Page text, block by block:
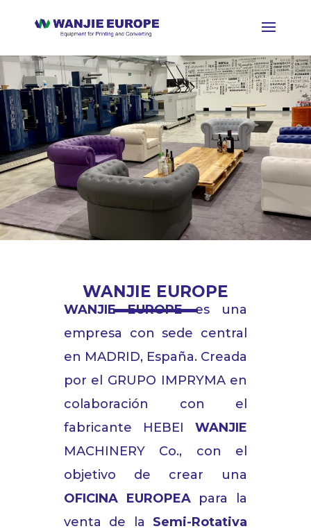
WANJIE EUROPE
WANJIE EUROPEes una
empresa
con sede central
en MADRID, España. Creada
por el GRUPO IMPRYMA en
colaboración con el
fabricante HEBEIWANJIE
MACHINERY Co., con el
objetivo de crear
una
OFICINA EUROPEA
para
la
venta de la Semi-Rotativa